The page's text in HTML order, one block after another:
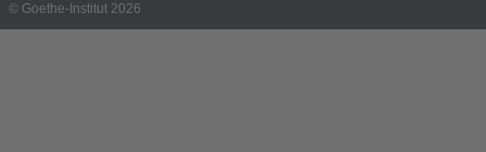
© Goethe-Institut 2026